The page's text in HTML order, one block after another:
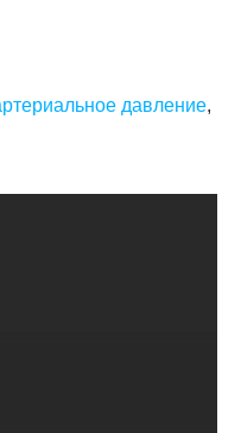
давление,